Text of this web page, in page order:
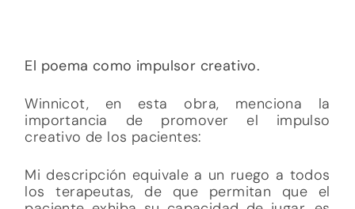
El poema como impulsor creativo.
Winnicot, en esta obra, menciona la
importancia de promover el impulso
creativo de los pacientes:
Mi descripción equivale a un ruego a todos
los terapeutas, de que permitan que el